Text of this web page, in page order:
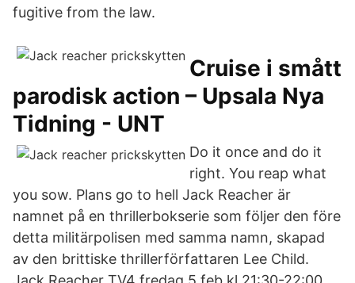
fugitive from the law.
Cruise i smått
parodisk action – Upsala Nya
Tidning - UNT
Do it once and do it
right. You reap what
you sow. Plans go to hell Jack Reacher är
namnet på en thrillerbokserie som följer den före
detta militärpolisen med samma namn, skapad
av den brittiske thrillerförfattaren Lee Child.